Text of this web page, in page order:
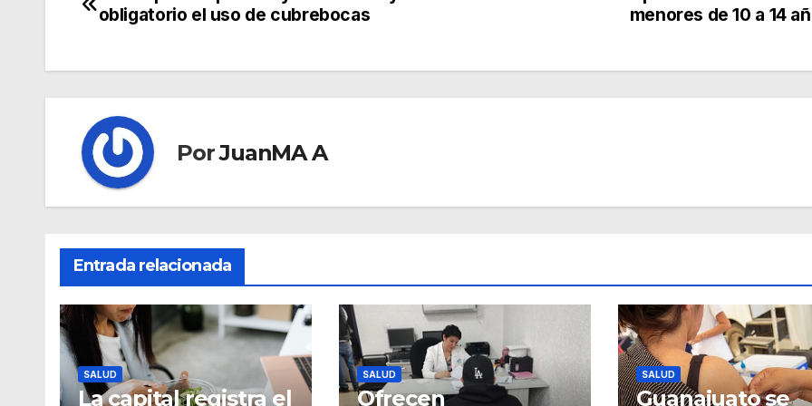
menores de 10 a 14
obligatorio el uso de cubrebocas
PorJuanMA A
Entrada relacionada
SALUD
La capital registra el
SALUD
Ofrecen
SALUD
Guanajuato se